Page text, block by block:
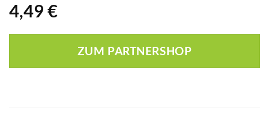
4,49 €
ZUM PARTNERSHOP